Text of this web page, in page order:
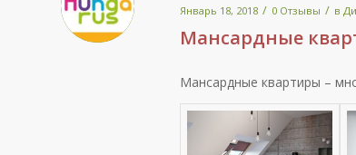
Январь 18, 2018 / 0 Отзывы / в
Мансардные
Мансардные квартиры –